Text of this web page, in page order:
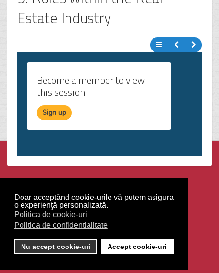
Doar acceptând cookie-urile vă putem asigura
o experienţă personalizată.
Politica de cookie-uri
Politica de confidentialitate
Nu accept cookie-uri Accept cookie-uri
Estate Industry
Become a member to view
this session
Sign up
Politica de confidentialitate
Politica de cookie-uri